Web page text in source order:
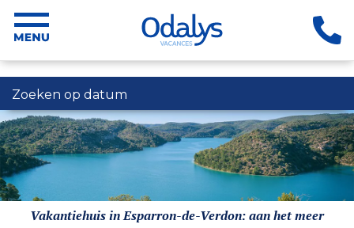
Zoeken op datum
Vakantiehuis in Esparron-de-Verdon: aan het meer